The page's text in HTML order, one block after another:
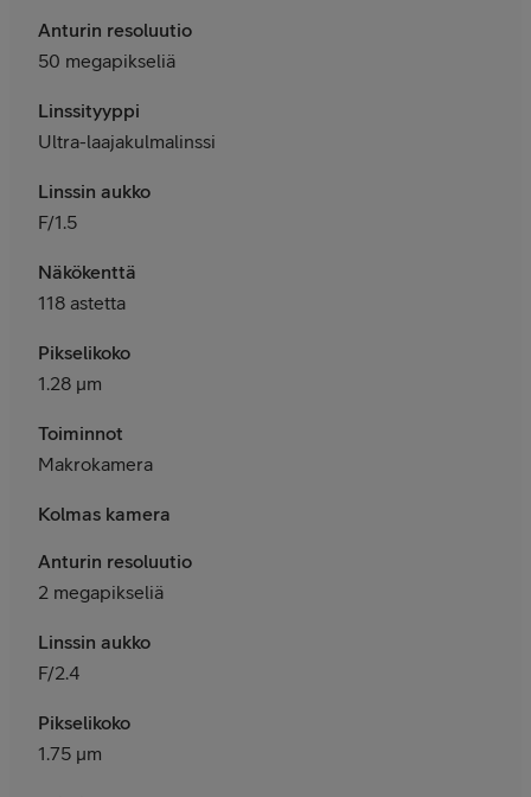
Anturin resoluutio
50 megapikseliä
Linssityyppi
Ultra-laajakulmalinssi
Linssin aukko
F/1.5
Näkökenttä
118 astetta
Pikselikoko
1.28 μm
Toiminnot
Makrokamera
Kolmas kamera
Anturin resoluutio
2 megapikseliä
Linssin aukko
F/2.4
Pikselikoko
1.75 μm